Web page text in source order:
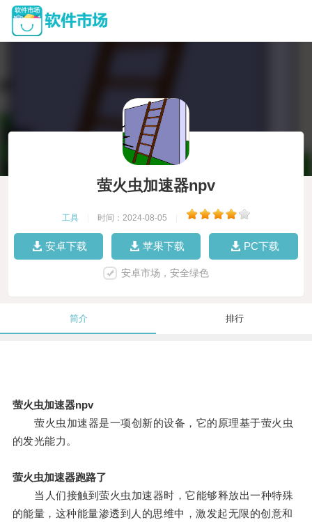
萤火虫加速器npv
工具 时间：2024-08-05
安卓下载 苹果下载 PC下载
安卓市场，安全绿色
简介 排行
萤火虫加速器npv
萤火虫加速器是一项创新的设备，它的原理基于萤火虫
的发光能力。
萤火虫加速器跑路了
当人们接触到萤火虫加速器时，它能够释放出一种特殊
的能量，这种能量渗透到人的思维中，激发起无限的创意和